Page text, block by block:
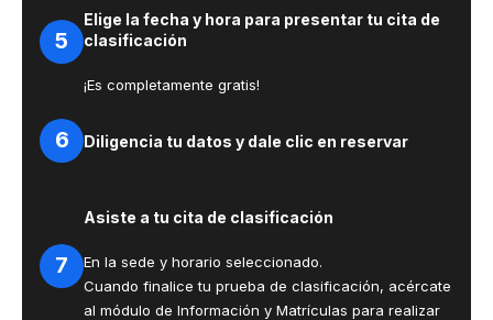
5
Elige la fecha y hora para presentar tu cita de
clasificación
¡Es completamente gratis!
6 Diligencia tu datos y dale clic en reservar
7
Asiste a tu cita de clasificación
En la sede y horario seleccionado.
Cuando finalice tu prueba de clasificación, acércate
al módulo de Información y Matrículas para realizar